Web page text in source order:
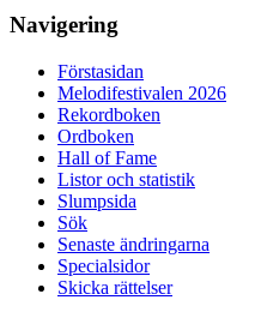
Navigering
Förstasidan
Melodifestivalen 2026
Rekordboken
Ordboken
Hall of Fame
Listor och statistik
Slumpsida
Sök
Senaste ändringarna
Specialsidor
Skicka rättelser